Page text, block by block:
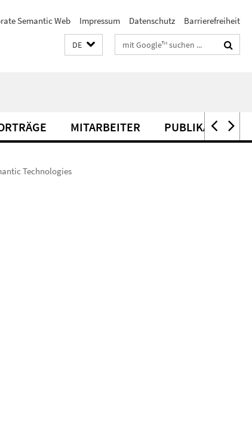
Semantic Web Impressum Datenschutz Barrierefreiheit
DE Suchbegriffe
MITARBEITER PUBLIKATIONEN
Technologies